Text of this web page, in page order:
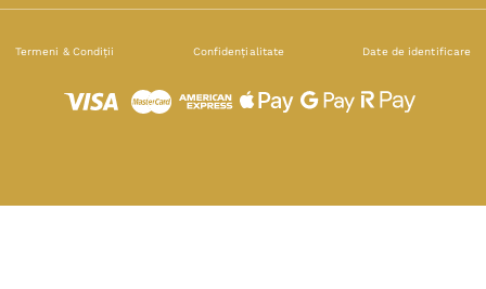
Termeni & Condiții Confidențialitate Date de identificare